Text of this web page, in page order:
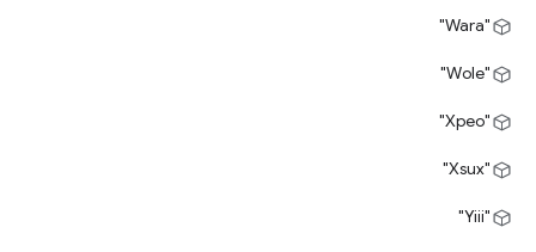
"Wara"
"Wole"
"Xpeo"
"Xsux"
"Yiii"